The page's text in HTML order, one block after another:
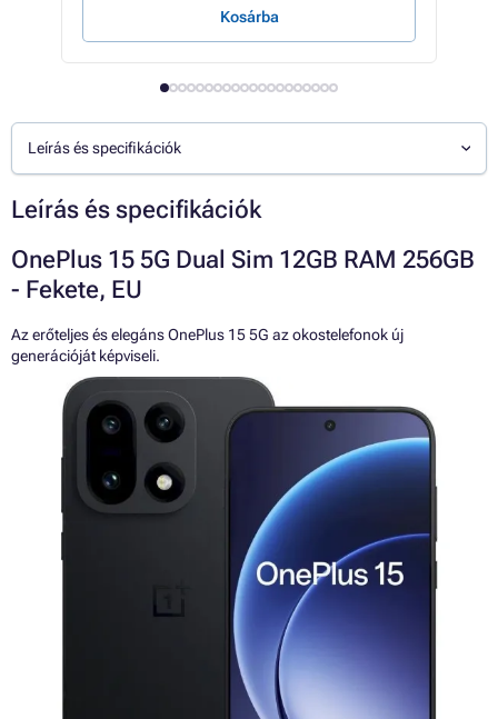
Kosárba
Leírás és specifikációk
Leírás és specifikációk
OnePlus 15 5G Dual Sim 12GB RAM 256GB
- Fekete, EU
Az erőteljes és elegáns OnePlus 15 5G az okostelefonok új
generációját képviseli.